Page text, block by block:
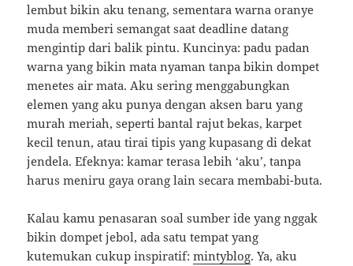
lembut bikin aku tenang, sementara warna oranye
muda memberi semangat saat deadline datang
mengintip dari balik pintu. Kuncinya: padu padan
warna yang bikin mata nyaman tanpa bikin dompet
menetes air mata. Aku sering menggabungkan
elemen yang aku punya dengan aksen baru yang
murah meriah, seperti bantal rajut bekas, karpet
kecil tenun, atau tirai tipis yang kupasang di dekat
jendela. Efeknya: kamar terasa lebih ‘aku’, tanpa
harus meniru gaya orang lain secara membabi-buta.
Kalau kamu penasaran soal sumber ide yang nggak
bikin dompet jebol, ada satu tempat yang
kutemukan cukup inspiratif:mintyblog. Ya, aku